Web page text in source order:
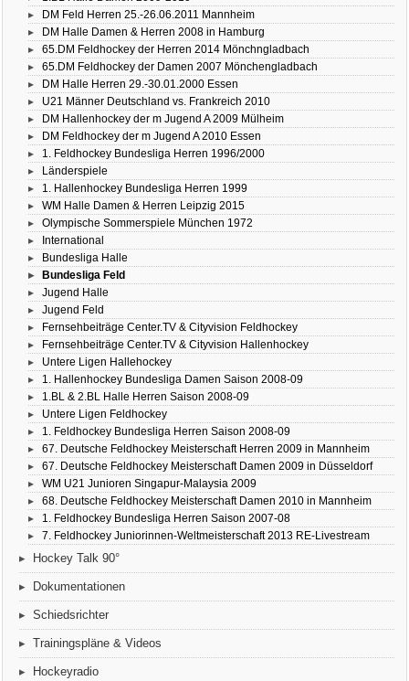
DM Feld Herren 25.-26.06.2011 Mannheim
DM Halle Damen & Herren 2008 in Hamburg
65.DM Feldhockey der Herren 2014 Mönchngladbach
65.DM Feldhockey der Damen 2007 Mönchengladbach
DM Halle Herren 29.-30.01.2000 Essen
U21 Männer Deutschland vs. Frankreich 2010
DM Hallenhockey der m Jugend A 2009 Mülheim
DM Feldhockey der m Jugend A 2010 Essen
1. Feldhockey Bundesliga Herren 1996/2000
Länderspiele
1. Hallenhockey Bundesliga Herren 1999
WM Halle Damen & Herren Leipzig 2015
Olympische Sommerspiele München 1972
International
Bundesliga Halle
Bundesliga Feld
Jugend Halle
Jugend Feld
Fernsehbeiträge Center.TV & Cityvision Feldhockey
Fernsehbeiträge Center.TV & Cityvision Hallenhockey
Untere Ligen Hallehockey
1. Hallenhockey Bundesliga Damen Saison 2008-09
1.BL & 2.BL Halle Herren Saison 2008-09
Untere Ligen Feldhockey
1. Feldhockey Bundesliga Herren Saison 2008-09
67. Deutsche Feldhockey Meisterschaft Herren 2009 in Mannheim
67. Deutsche Feldhockey Meisterschaft Damen 2009 in Düsseldorf
WM U21 Junioren Singapur-Malaysia 2009
68. Deutsche Feldhockey Meisterschaft Damen 2010 in Mannheim
1. Feldhockey Bundesliga Herren Saison 2007-08
7. Feldhockey Juniorinnen-Weltmeisterschaft 2013 RE-Livestream
Hockey Talk 90°
Dokumentationen
Schiedsrichter
Trainingspläne & Videos
Hockeyradio